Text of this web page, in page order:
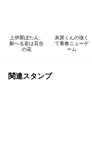
上伊那ぼたん、
酔へる姿は百合
の花
灰原くんの強く
て青春ニューゲ
ーム
関連スタンプ